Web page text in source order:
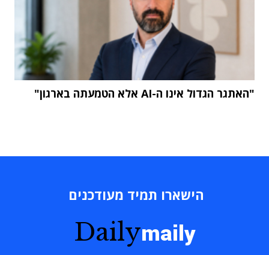
"האתגר הגדול אינו ה-AI אלא הטמעתה בארגון"
הישארו תמיד מעודכנים
Dailymaily